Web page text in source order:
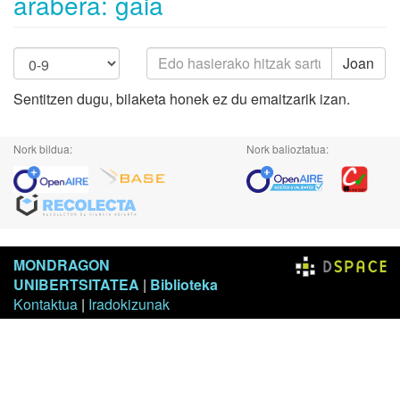
Joan
Sentitzen dugu, bilaketa honek ez du emaitzarik izan.
Nork bildua: Nork balioztatua:
MONDRAGON
UNIBERTSITATEA | Biblioteka
Kontaktua | Iradokizunak